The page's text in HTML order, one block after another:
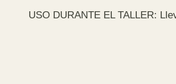
USO DURANTE EL TALLER: